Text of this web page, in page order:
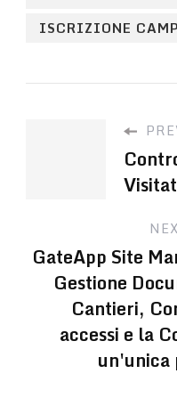
ISCRIZIONE
GateApp Site
Gestione
Cantieri,
accessi e la